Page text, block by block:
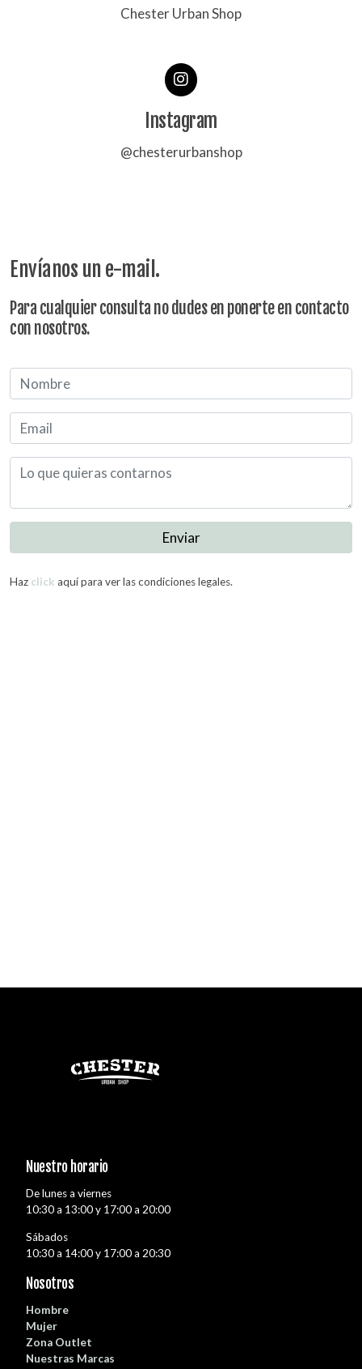
Chester Urban Shop
Instagram
@chesterurbanshop
Envíanos un e-mail .
Para cualquier consulta no dudes en ponerte en contacto
con nosotros.
Enviar
Haz click aquí para ver las condiciones legales.
Nuestro horario
De lunes a viernes
10:30 a 13:00 y 17:00 a 20:00
Sábados
10:30 a 14:00 y 17:00 a 20:30
Nosotros
Hombre
Mujer
Zona Outlet
Nuestras Marcas